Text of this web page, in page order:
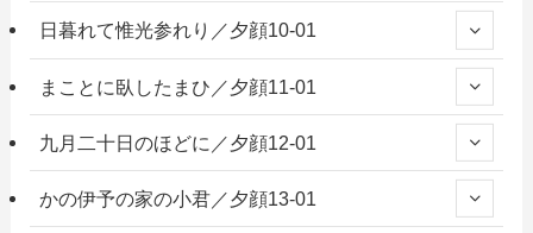
日暮れて惟光参れり／夕顔10-01
まことに臥したまひ／夕顔11-01
九月二十日のほどに／夕顔12-01
かの伊予の家の小君／夕顔13-01